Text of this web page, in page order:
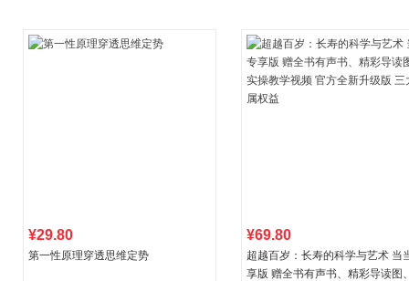
¥29.80
第一性原理穿透思维定势
¥69.80
超越百岁：长寿的科学与艺术 当
享版 赠全书有声书、精彩导读图